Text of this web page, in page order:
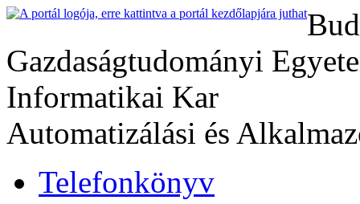
Gazdaságtudományi
Informatikai Kar
Automatizálási és
Telefonkönyv